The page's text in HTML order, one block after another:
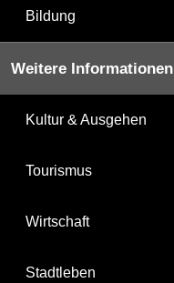
Bildung
Weitere Informationen
Kultur & Ausgehen
Tourismus
Wirtschaft
Stadtleben